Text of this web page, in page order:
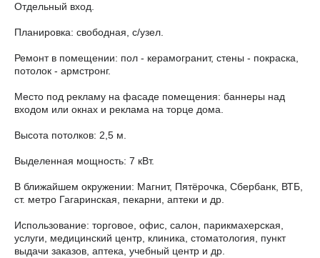
Отдельный вход.
Планировка: свободная, с/узел.
Ремонт в помещении: пол - керамогранит, стены - покраска,
потолок - армстронг.
Место под рекламу на фасаде помещения: баннеры над
входом или окнах и реклама на торце дома.
Высота потолков: 2,5 м.
Выделенная мощность: 7 кВт.
В ближайшем окружении: Магнит, Пятёрочка, Сбербанк, ВТБ,
ст. метро Гагаринская, пекарни, аптеки и др.
Использование: торговое, офис, салон, парикмахерская,
услуги, медицинский центр, клиника, стоматология, пункт
выдачи заказов, аптека, учебный центр и др.